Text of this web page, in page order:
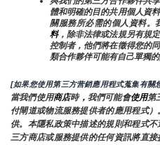
體和明確的目的共用個人資
關服務所必需的個人資料。
料，除非法律或法規另有規
控制者，他們將在徵得您的
類合作夥伴可能有自己單獨
[如果您使用第三方营銷應用程式蒐集有關
當我們使用商店時， 我們可能會使用第
付閘道或物流服務提供者的應用程式
供。本隱私政策中描述的規則和程式
三方商店或服務提供的任何資訊將直